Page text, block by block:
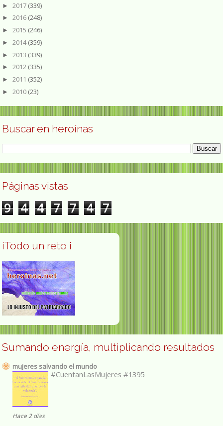
► 2017 (339)
► 2016 (248)
► 2015 (246)
► 2014(359)
► 2013 (339)
► 2012 (335)
► 2011 (352)
► 2010 (23)
Buscar en heroínas
Páginas vistas
9 4 4 7 7 4 7
¡Todo un reto ¡
Sumando energía, multiplicando resultados
mujeres salvando el mundo
#CuentanLasMujeres #1395
Hace 2 días